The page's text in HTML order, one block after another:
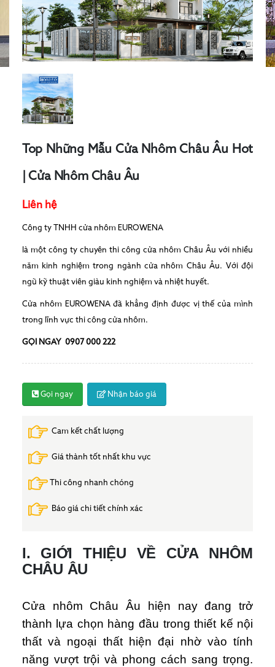
Top Những Mẫu Cửa Nhôm Châu Âu Hot
| Cửa Nhôm Châu Âu
Liên hệ
Công ty TNHH cửa nhôm EUROWENA
là một công ty chuyên thi công cửa nhôm Châu Âu với nhiều
năm kinh nghiệm trong ngành cửa nhôm Châu Âu. Với đội
ngũ kỹ thuật viên giàu kinh nghiệm và nhiệt huyết.
Cửa nhôm EUROWENA đã khẳng định được vị thế của mình
trong lĩnh vực thi công cửa nhôm.
GỌI NGAY 0907 000 222
Gọi ngay Nhận báo giá
Cam kết chất lượng
Giá thành tốt nhất khu vực
Thi công nhanh chóng
Báo giá chi tiết chính xác
I. GIỚI THIỆU VỀ CỬA NHÔM
CHÂU ÂU
Cửa nhôm Châu Âu hiện nay đang trở
thành lựa chọn hàng đầu trong thiết kế nội
thất và ngoại thất hiện đại nhờ vào tính
năng vượt trội và phong cách sang trọng.